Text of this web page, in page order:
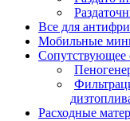
Все для
Мобильные
Сопутствующее
Расходные